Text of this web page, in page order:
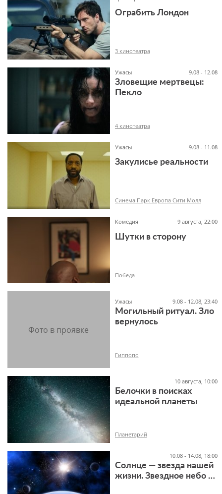
Ограбить Лондон
3 кинотеатра
Ужасы 9.08 - 12.08
Зловещие мертвецы:
Пекло
4 кинотеатра
Ужасы 9.08 - 11.08
Закулисье реальности
Синема Парк Европа Сити Молл
Комедия 9 августа, 22:00
Шутки в сторону
Победа
Ужасы 9.08 - 12.08, 23:40
Могильный ритуал. Зло
вернулось
Гиппопо
10 августа, 10:00
Белочки в поисках
идеальной планеты
Планетарий
10.08 - 14.08, 18:00
Солнце — звезда нашей
жизни. Звездное небо и